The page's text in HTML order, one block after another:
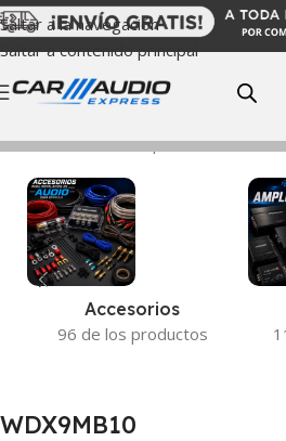
Saltar a la navegación
Saltar a contenido principal
Inicio Productos etiquetados
Accesorios
96 de los productos
WDX9MB10